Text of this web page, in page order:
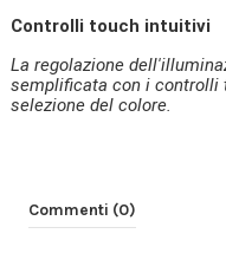
Controlli touch intuitivi
La regolazione
semplificata con i controlli
selezione del colore.
Commenti (0)